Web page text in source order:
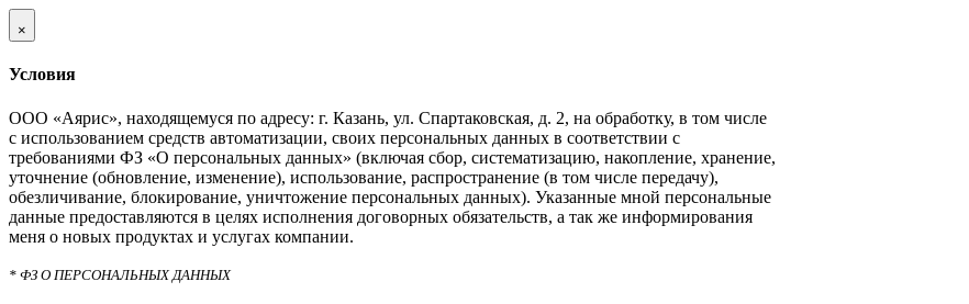
×
Условия
ООО «Аярис», находящемуся по адресу: г. Казань, ул. Спартаковская, д. 2, на обработку, в том числе
с использованием средств автоматизации, своих персональных данных в соответствии с
требованиями ФЗ «О персональных данных» (включая сбор, систематизацию, накопление, хранение,
уточнение (обновление, изменение), использование, распространение (в том числе передачу),
обезличивание, блокирование, уничтожение персональных данных). Указанные мной персональные
данные предоставляются в целях исполнения договорных обязательств, а так же информирования
меня о новых продуктах и услугах компании.
* ФЗ О ПЕРСОНАЛЬНЫХ ДАННЫХ